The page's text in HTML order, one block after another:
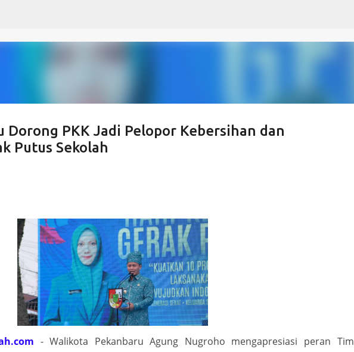
Dorong PKK Jadi Pelopor Kebersihan dan
Putus Sekolah
- Walikota Pekanbaru Agung Nugroho mengapresiasi peran Tim